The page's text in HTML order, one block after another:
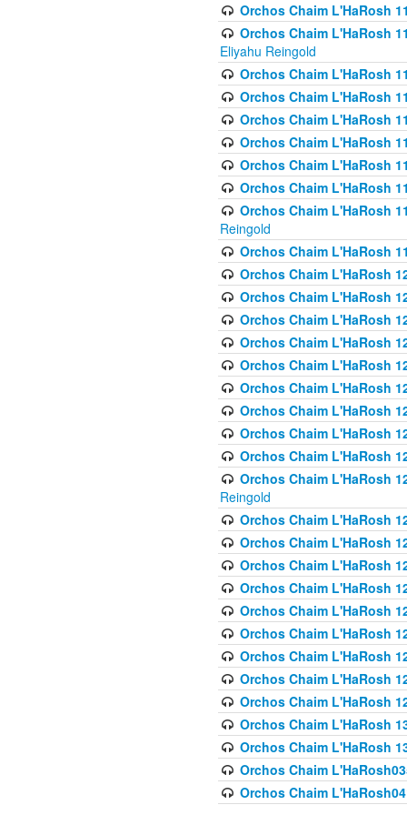
Orchos Chaim L'HaRosh
Orchos Chaim L'HaRosh
Eliyahu Reingold
Orchos Chaim L'HaRosh
Orchos Chaim L'HaRosh
Orchos Chaim L'HaRosh
Orchos Chaim L'HaRosh
Orchos Chaim L'HaRosh
Orchos Chaim L'HaRosh
Orchos Chaim L'HaRosh
Reingold
Orchos Chaim L'HaRosh
Orchos Chaim L'HaRosh
Orchos Chaim L'HaRosh
Orchos Chaim L'HaRosh
Orchos Chaim L'HaRosh
Orchos Chaim L'HaRosh
Orchos Chaim L'HaRosh
Orchos Chaim L'HaRosh
Orchos Chaim L'HaRosh
Orchos Chaim L'HaRosh
Orchos Chaim L'HaRosh
Reingold
Orchos Chaim L'HaRosh
Orchos Chaim L'HaRosh
Orchos Chaim L'HaRosh
Orchos Chaim L'HaRosh
Orchos Chaim L'HaRosh
Orchos Chaim L'HaRosh
Orchos Chaim L'HaRosh
Orchos Chaim L'HaRosh
Orchos Chaim L'HaRosh
Orchos Chaim L'HaRosh
Orchos Chaim L'HaRosh
Orchos Chaim
Orchos Chaim